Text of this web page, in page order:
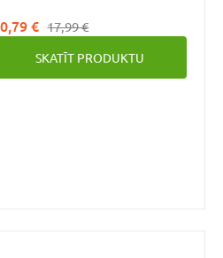
mus­kuļu darbību un
veselību. K vi­tamīns palīdz
uzturēt kaulu vese­lību un
normālu asinsreci.
€ 17,99 €
SKATĪT PRODUKTU